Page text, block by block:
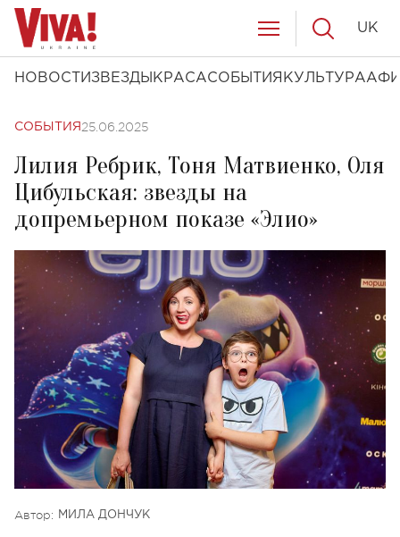
НОВОСТИ ЗВЕЗДЫ КРАСАСОБЫТИЯ КУЛЬТУРА
UK
СОБЫТИЯ 25.06.2025
Лилия Ребрик, Тоня Матвиенко, Оля
Цибульская: звезды на
допремьерном показе «Элио»
Автор: МИЛА ДОНЧУК